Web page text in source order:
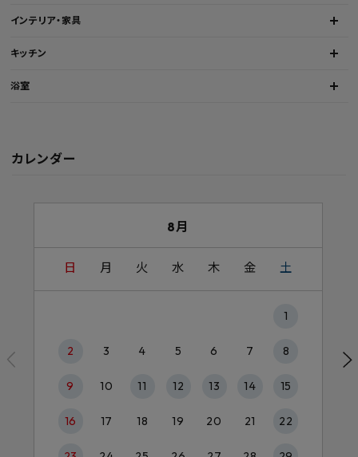
インテリア・家具
キッチン
浴室
カレンダー
8月
日 月 火 水 木 金 土
1
2 3 4 5 6 7 8
9 10 11 12 13 14 15
16 17 18 19 20 21 22